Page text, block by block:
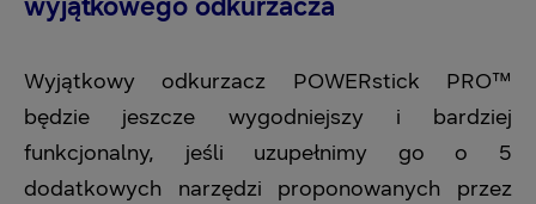
wyjątkowego odkurzacza
Wyjątkowy odkurzacz POWERstick PRO™
będzie jeszcze wygodniejszy i bardziej
funkcjonalny, jeśli uzupełnimy go o 5
dodatkowych narzędzi proponowanych przez